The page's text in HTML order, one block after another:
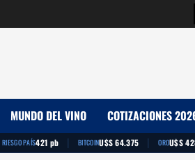
MUNDO DEL VINO COTIZACIONES
RIESGO PAÍS421 pb | BITCOINU$S 64.375 | OROU$S